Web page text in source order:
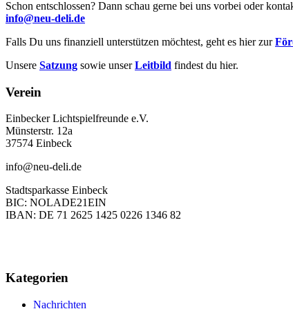
Schon entschlossen? Dann schau gerne bei uns vorbei oder
info@neu-deli.de
Falls Du uns finanziell unterstützen möchtest, geht es hier zur
Unsere Satzung sowie unserLeitbild findest du hier.
Verein
Einbecker Lichtspielfreunde e.V.
Münsterstr. 12a
37574 Einbeck
info@neu-deli.de
Stadtsparkasse Einbeck
BIC: NOLADE21EIN
IBAN: DE 71 2625 1425 0226 1346 82
Kategorien
Nachrichten